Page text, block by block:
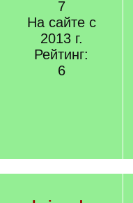
7
На сайте с
2013 г.
Рейтинг:
6